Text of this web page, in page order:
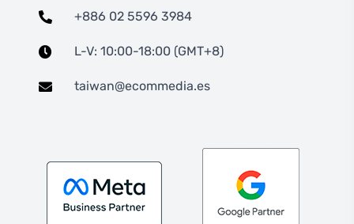
+886 02 5596 3984
L-V: 10:00-18:00 (GMT+8)
taiwan@ecommedia.es